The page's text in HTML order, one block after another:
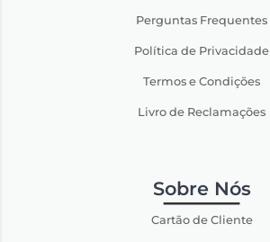
Perguntas Frequentes
Política de Privacidade
Termos e Condições
Livro de Reclamações
Sobre Nós
Cartão de Cliente